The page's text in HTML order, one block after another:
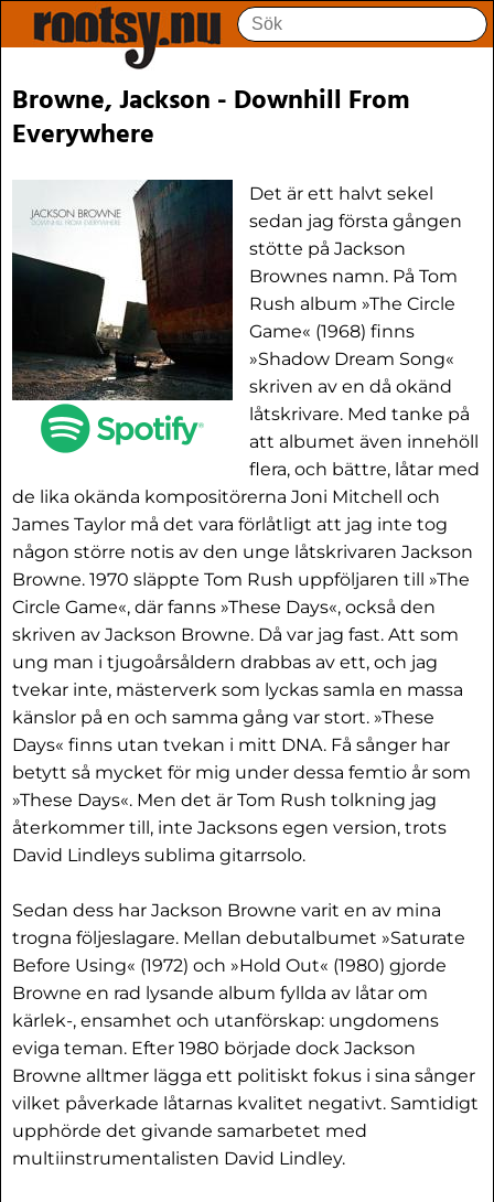
Browne, Jackson - Downhill From
Everywhere
Det är ett halvt sekel
sedan jag första gången
stötte på Jackson
Brownes namn. På Tom
Rush album »The Circle
Game« (1968) finns
»Shadow Dream Song«
skriven av en då okänd
låtskrivare. Med tanke på
att albumet även innehöll
flera, och bättre, låtar med
de lika okända kompositörerna Joni Mitchell och
James Taylor må det vara förlåtligt att jag inte tog
någon större notis av den unge låtskrivaren Jackson
Browne. 1970 släppte Tom Rush uppföljaren till »The
Circle Game«, där fanns »These Days«, också den
skriven av Jackson Browne. Då var jag fast. Att som
ung man i tjugoårsåldern drabbas av ett, och jag
tvekar inte, mästerverk som lyckas samla en massa
känslor på en och samma gång var stort. »These
Days« finns utan tvekan i mitt DNA. Få sånger har
betytt så mycket för mig under dessa femtio år som
»These Days«. Men det är Tom Rush tolkning jag
återkommer till, inte Jacksons egen version, trots
David Lindleys sublima gitarrsolo.
Sedan dess har Jackson Browne varit en av mina
trogna följeslagare. Mellan debutalbumet »Saturate
Before Using« (1972) och »Hold Out« (1980) gjorde
Browne en rad lysande album fyllda av låtar om
kärlek-, ensamhet och utanförskap: ungdomens
eviga teman. Efter 1980 började dock Jackson
Browne alltmer lägga ett politiskt fokus i sina sånger
vilket påverkade låtarnas kvalitet negativt. Samtidigt
upphörde det givande samarbetet med
multiinstrumentalisten David Lindley.